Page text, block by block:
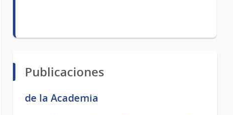
Publicaciones
de la Academia